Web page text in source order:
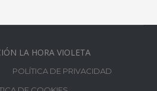
LA HORA VIOLETA
POLÍTICA DE PRIVACIDAD